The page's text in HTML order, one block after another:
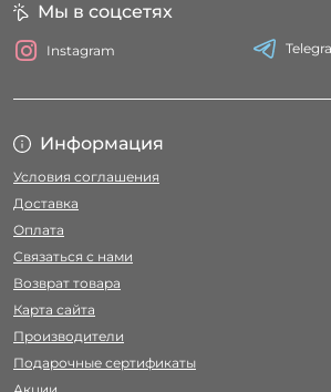
Информация
Условия соглашения
Доставка
Оплата
Связаться с нами
Возврат товара
Карта сайта
Производители
Подарочные сертификаты
Мы в соцсетях
Instagram